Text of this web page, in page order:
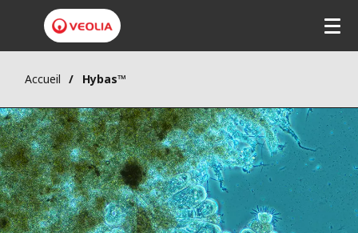
Accueil Hybas™